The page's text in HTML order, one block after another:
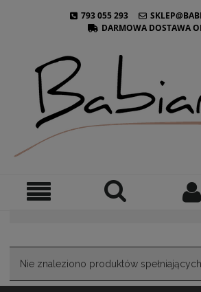
793 055 293
DARMOWA DOSTAWA
Nie znaleziono produktów